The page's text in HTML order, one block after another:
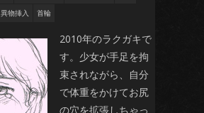
異物挿入 首輪
2010年のラクガキで
す。少女が手足を拘
束されながら、自分
で体重をかけてお尻
の穴を拡張しちゃっ